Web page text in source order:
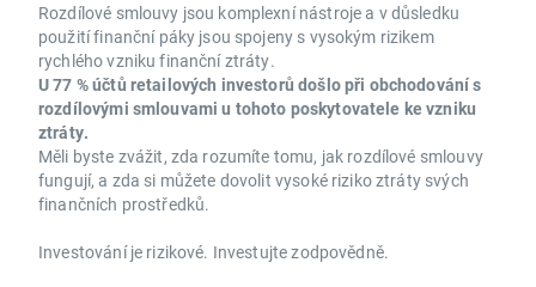
Rozdílové smlouvy jsou komplexní nástroje a v důsledku
použití finanční páky jsou spojeny s vysokým rizikem
rychlého vzniku finanční ztráty.
U 77 % účtů retailových investorů došlo při obchodování s
rozdílovými smlouvami u tohoto poskytovatele ke vzniku
ztráty.
Měli byste zvážit, zda rozumíte tomu, jak rozdílové smlouvy
fungují, a zda si můžete dovolit vysoké riziko ztráty svých
finančních prostředků.
Investování je rizikové. Investujte zodpovědně.